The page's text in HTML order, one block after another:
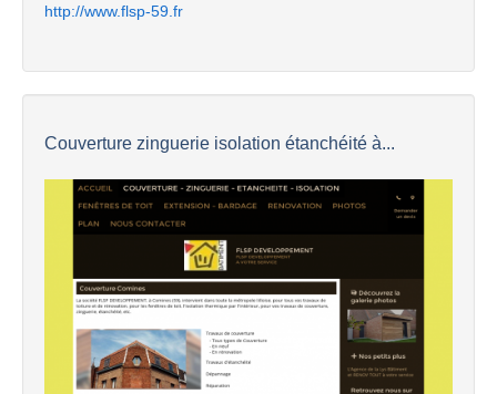
http://www.flsp-59.fr
Couverture zinguerie isolation étanchéité à...